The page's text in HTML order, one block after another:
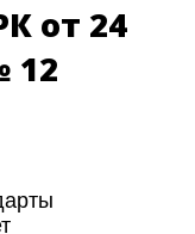
от 24
12